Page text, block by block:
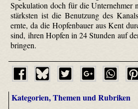
Spekulation doch für die Unternehmer
stärksten ist die Benutzung des
ernte, da die Hopfenbauer aus Kent
sind, ihren Hopfen in 24 Stunden auf
bringen.
Kategorien, Themen und Rubriken